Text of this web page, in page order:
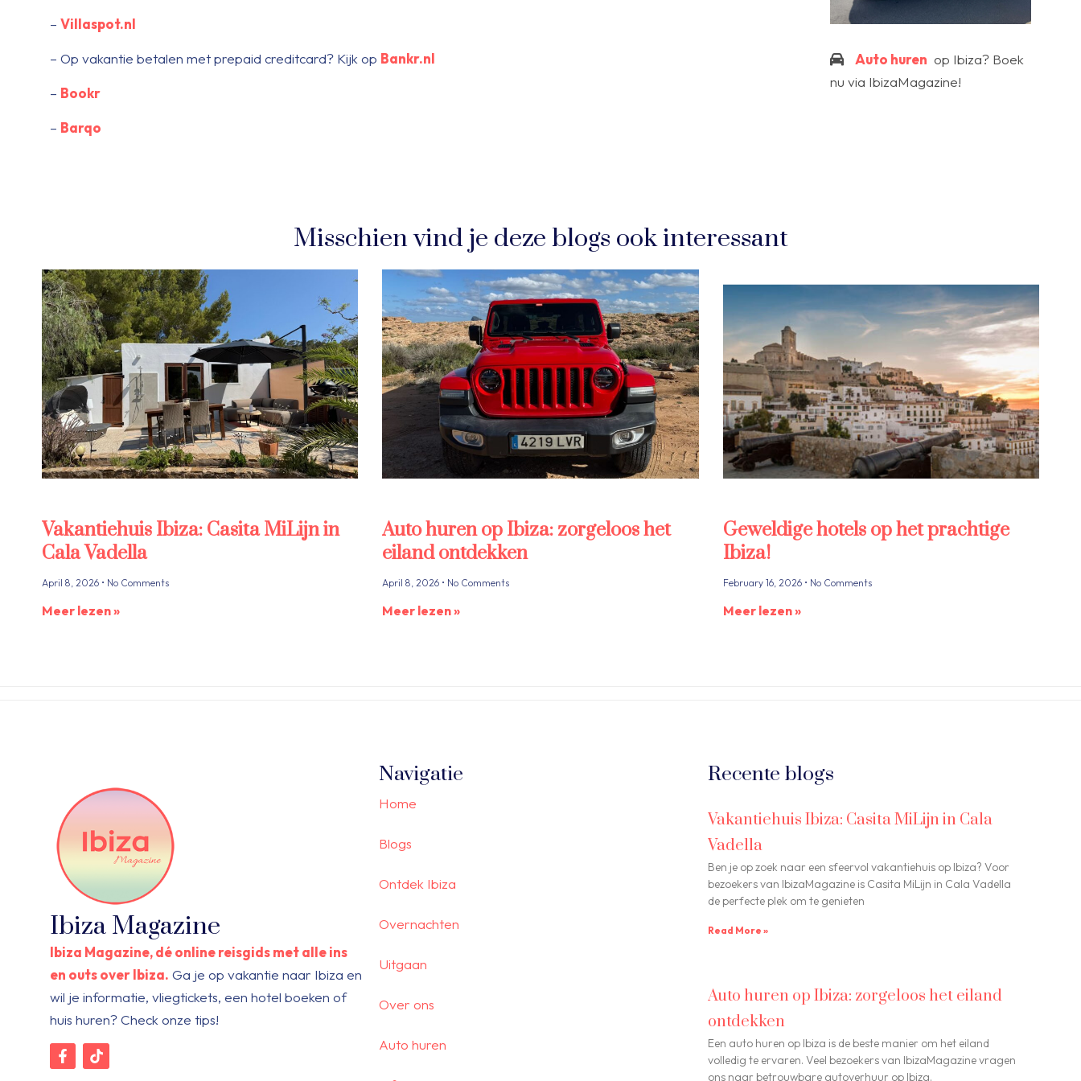
– Villaspot.nl
– Op vakantie betalen met prepaid creditcard? Kijk op Bankr.nl
– Bookr
– Barqo
Auto huren op Ibiza? Boek
nu via IbizaMagazine!
Misschien vind je deze blogs ook interessant
Vakantiehuis Ibiza: Casita MiLijn in
Cala Vadella
April 8, 2026 No Comments
Meer lezen »
Auto huren op Ibiza: zorgeloos het
eiland ontdekken
April 8, 2026 No Comments
Meer lezen »
Geweldige hotels op het prachtige
Ibiza!
February 16, 2026 No Comments
Meer lezen »
Ibiza Magazine
Ibiza Magazine, dé online reisgids met alle ins
en outs over Ibiza. Ga je op vakantie naar Ibiza en
wil je informatie, vliegtickets, een hotel boeken of
huis huren? Check onze tips!
Navigatie
Home
Blogs
Ontdek Ibiza
Overnachten
Uitgaan
Over ons
Auto huren
Recente blogs
Vakantiehuis Ibiza: Casita MiLijn in Cala
Vadella
Ben je op zoek naar een sfeervol vakantiehuis op Ibiza? Voor
bezoekers van IbizaMagazine is Casita MiLijn in Cala Vadella
de perfecte plek om te genieten
Read More »
Auto huren op Ibiza: zorgeloos het eiland
ontdekken
Een auto huren op Ibiza is de beste manier om het eiland
volledig te ervaren. Veel bezoekers van IbizaMagazine vragen
ons naar betrouwbare autoverhuur op Ibiza.